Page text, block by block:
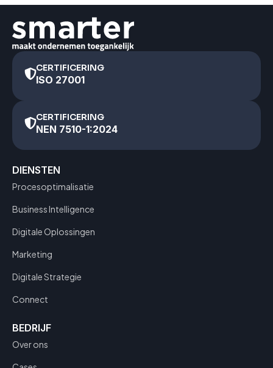
CERTIFICERING
ISO 27001
CERTIFICERING
NEN 7510-1:2024
DIENSTEN
Procesoptimalisatie
Business Intelligence
Digitale Oplossingen
Marketing
Digitale Strategie
Connect
BEDRIJF
Over ons